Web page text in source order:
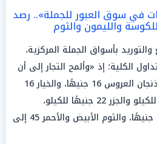
في سوق العبور للجملة».. رصد
والليمون والثوم
بأسواق الجملة المركزية،
الكلية؛ إذ «وألمح التجار إلى أن
سعر الباذنجان الملون و الباذنجان العروس 16 جنيهًا، والخيار 16
جنيها والقلقاس 20 جنيها للكيلو والجزر 22 جنيهًا للكيلو،
والبطاطا الحلوة 6.5 إلى 12 جنيهًا، والثوم الأبيض والأحمر 45 إلى